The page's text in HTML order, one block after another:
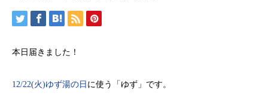
本日届きました！
12/22(火)ゆず湯の日 に使う「ゆず」です。